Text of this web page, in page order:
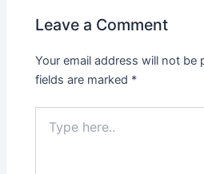
Leave a Comment
Your email address will not be
fields are marked *
here..